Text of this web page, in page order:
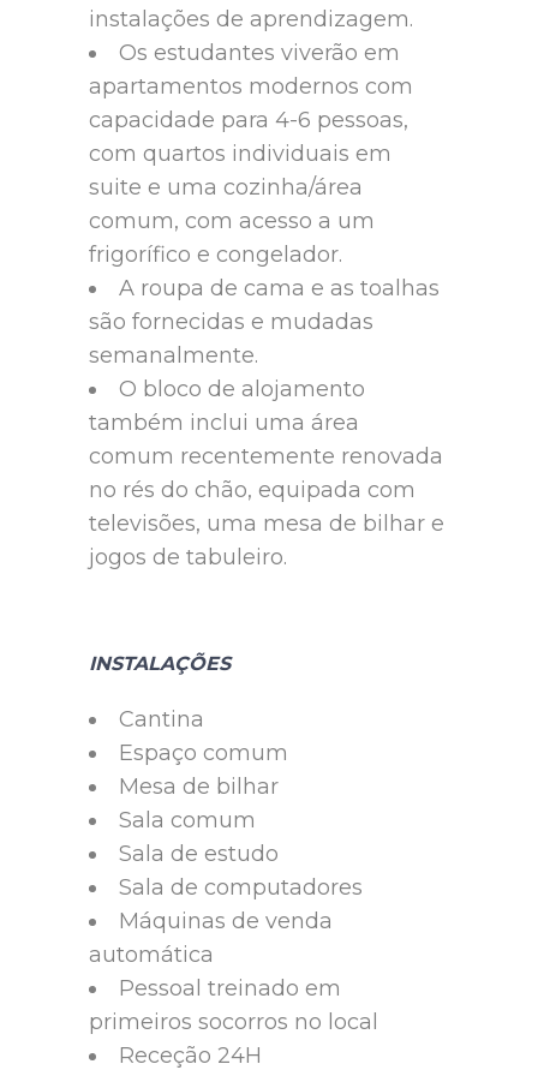
instalações de aprendizagem.
Os estudantes viverão em
apartamentos modernos com
capacidade para 4-6 pessoas,
com quartos individuais em
suite e uma cozinha/área
comum, com acesso a um
frigorífico e congelador.
A roupa de cama e as toalhas
são fornecidas e mudadas
semanalmente.
O bloco de alojamento
também inclui uma área
comum recentemente renovada
no rés do chão, equipada com
televisões, uma mesa de bilhar e
jogos de tabuleiro.
INSTALAÇÕES
Cantina
Espaço comum
Mesa de bilhar
Sala comum
Sala de estudo
Sala de computadores
Máquinas de venda
automática
Pessoal treinado em
primeiros socorros no local
Receção 24H